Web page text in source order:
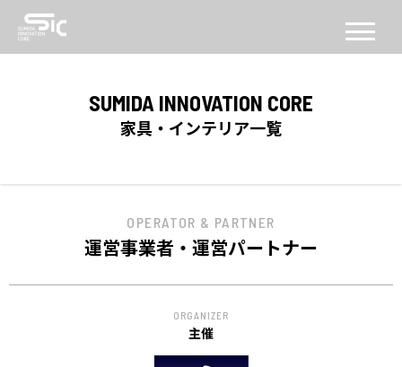
CONCEPT
コンセプト
SICについて
FACILITY
施設
SERVICE
PROGRAM
SUMIDA INNOVATION CORE
家具・インテリア一覧
OPERATOR & PARTNER
運営事業者・運営パートナー
ORGANIZER
主催